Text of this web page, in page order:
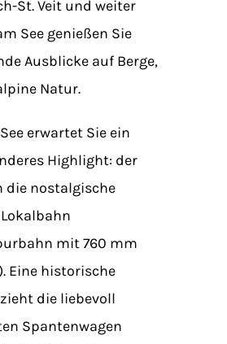
St. Veit und weiter
See genießen Sie
Ausblicke auf Berge,
Natur.
erwartet Sie ein
Highlight: der
die nostalgische
mit 760 mm
Eine historische
die liebevoll
Spantenwagen